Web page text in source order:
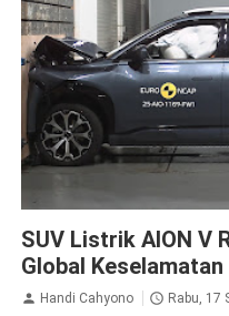
SUV Listrik AION V
Global Keselamatan
Handi Cahyono Rabu, 17